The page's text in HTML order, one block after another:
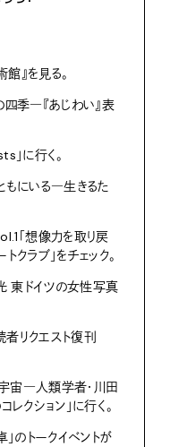
』を見る。
季―『あじわい』表
」に行く。
もにいる―生きるた
「想像力を取り戻
クラブ」をチェック。
東ドイツの女性写真
リクエスト復刊
宇宙―人類学者・川田
クション」に行く。
のトークイベントが